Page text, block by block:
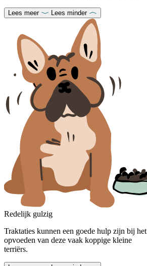
Lees meer Lees minder
Redelijk gulzig
Traktaties kunnen een goede hulp zijn bij het
opvoeden van deze vaak koppige kleine
terriërs.